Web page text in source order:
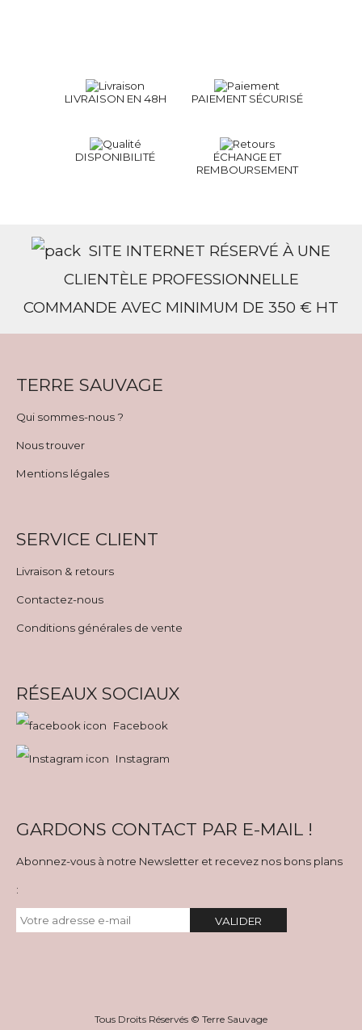
LIVRAISON EN 48H PAIEMENT SÉCURISÉ
DISPONIBILITÉ
ÉCHANGE ET
REMBOURSEMENT
SITE INTERNET RÉSERVÉ À UNE
CLIENTÈLE PROFESSIONNELLE
COMMANDE AVEC MINIMUM DE 350 € HT
TERRE SAUVAGE
Qui sommes-nous ?
Nous trouver
Mentions légales
SERVICE CLIENT
Livraison & retours
Contactez-nous
Conditions générales de vente
RÉSEAUX SOCIAUX
Facebook
Instagram
GARDONS CONTACT PAR E-MAIL !
Abonnez-vous à notre Newsletter et recevez nos bons plans
:
VALIDER
Tous Droits Réservés © Terre Sauvage